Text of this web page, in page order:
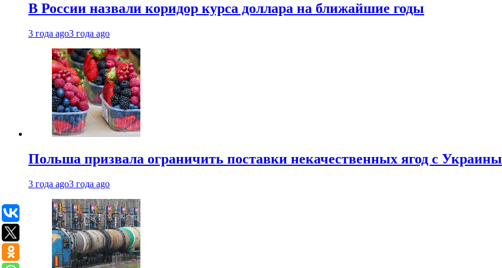
В России назвали коридор курса доллара на ближайшие годы
3 года ago3 года ago
Польша призвала ограничить поставки некачественных ягод с Украины
3 года ago3 года ago